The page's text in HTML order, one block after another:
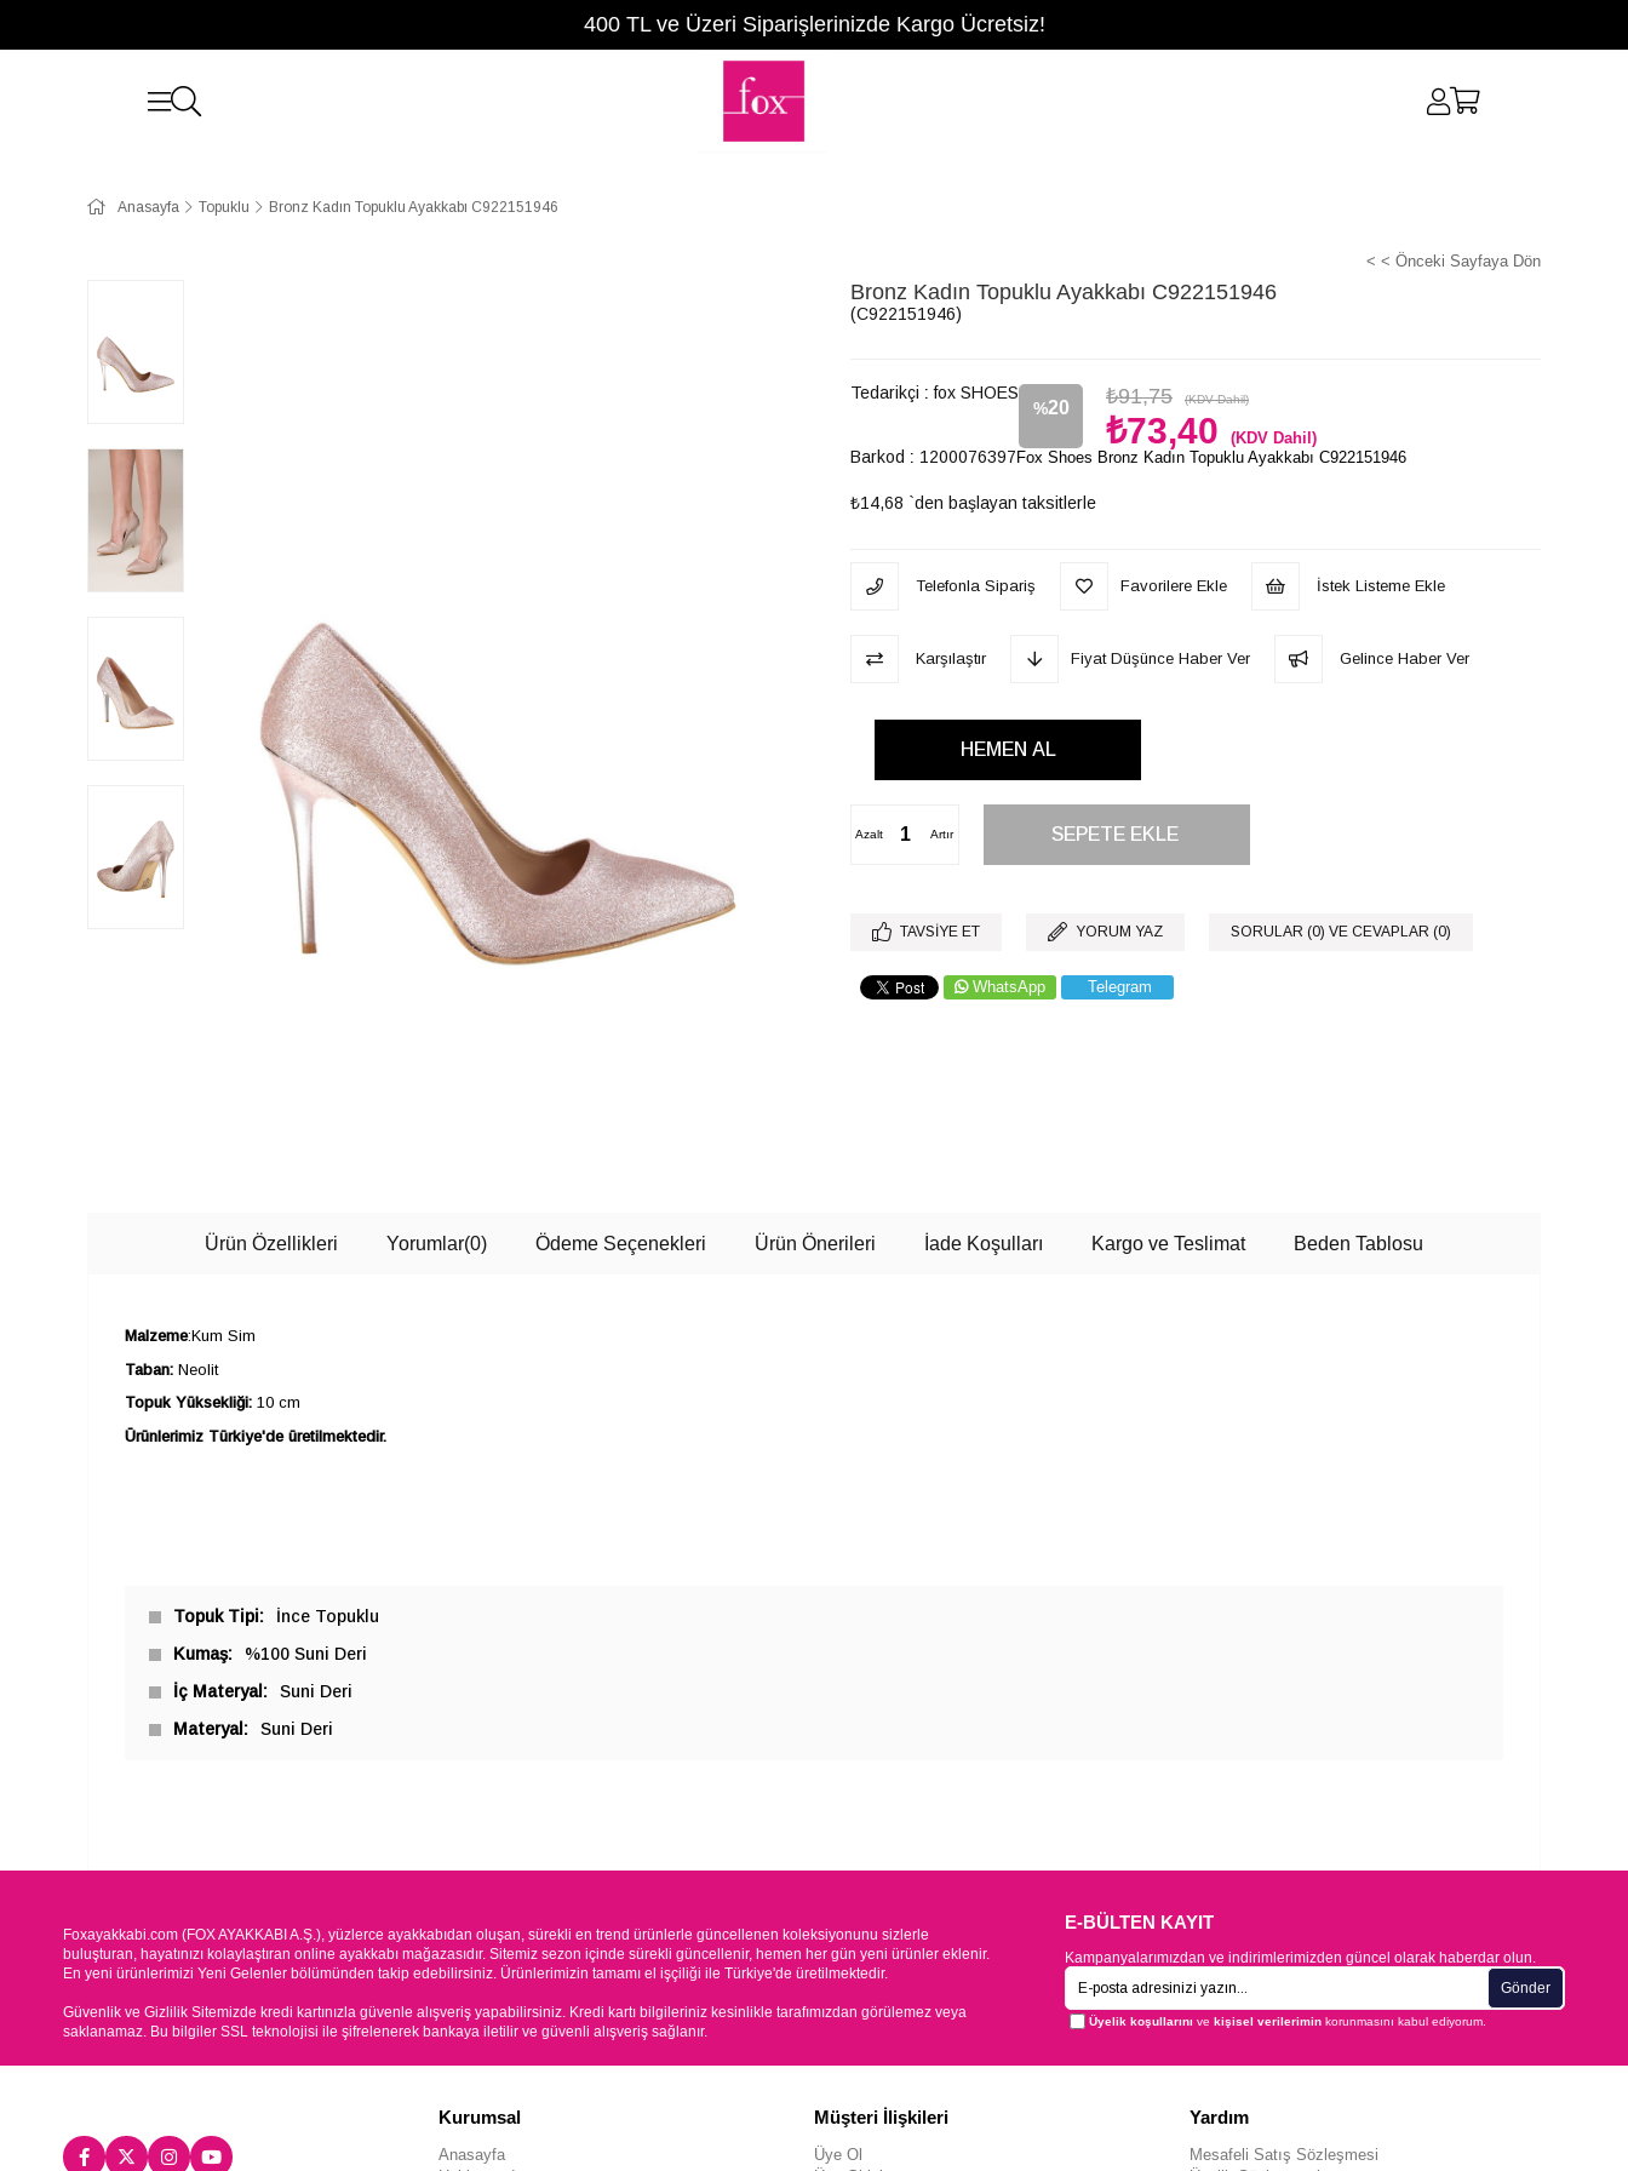
400 TL ve Üzeri Siparişlerinizde Kargo Ücretsiz!
Anasayfa Topuklu Bronz Kadın Topuklu Ayakkabı C922151946
< < Önceki Sayfaya Dön
Bronz Kadın Topuklu Ayakkabı C922151946
(C922151946)
Tedarikçi : fox SHOES
%20
İndirim
₺91,75 (KDV Dahil)
₺73,40 (KDV Dahil)
Barkod : 1200076397
₺14,68 `den başlayan taksitlerle
Fox Shoes Bronz Kadın Topuklu Ayakkabı C922151946
Telefonla Sipariş Favorilere Ekle İstek Listeme Ekle
Karşılaştır Fiyat Düşünce Haber Ver Gelince Haber Ver
Artır
Azalt
TAVSIYE ET YORUM YAZ SORULAR (0) VE CEVAPLAR (0)
WhatsApp Telegram
Ürün Özellikleri Yorumlar(0) Ödeme Seçenekleri Ürün Önerileri İade Koşulları Kargo ve Teslimat Beden Tablosu
Malzeme:Kum Sim
Taban: Neolit
Topuk Yüksekliği: 10 cm
Ürünlerimiz Türkiye'de üretilmektedir.
Topuk Tipi
İnce Topuklu
Kumaş
%100 Suni Deri
İç Materyal
Suni Deri
Materyal
Suni Deri
Foxayakkabi.com (FOX AYAKKABI A.Ş.), yüzlerce ayakkabıdan oluşan, sürekli en trend ürünlerle güncellenen koleksiyonunu sizlerle
buluşturan, hayatınızı kolaylaştıran online ayakkabı mağazasıdır. Sitemiz sezon içinde sürekli güncellenir, hemen her gün yeni ürünler eklenir.
En yeni ürünlerimizi Yeni Gelenler bölümünden takip edebilirsiniz. Ürünlerimizin tamamı el işçiliği ile Türkiye'de üretilmektedir.
Güvenlik ve Gizlilik Sitemizde kredi kartınızla güvenle alışveriş yapabilirsiniz. Kredi kartı bilgileriniz kesinlikle tarafımızdan görülemez veya
saklanamaz. Bu bilgiler SSL teknolojisi ile şifrelenerek bankaya iletilir ve güvenli alışveriş sağlanır.
E-BÜLTEN KAYIT
Kampanyalarımızdan ve indirimlerimizden güncel olarak haberdar olun.
Gönder
Üyelik koşullarını ve kişisel verileriminkorunmasını kabul ediyorum.
Kurumsal
Anasayfa
Müşteri İlişkileri
Üye Ol
Yardım
Mesafeli Satış Sözleşmesi